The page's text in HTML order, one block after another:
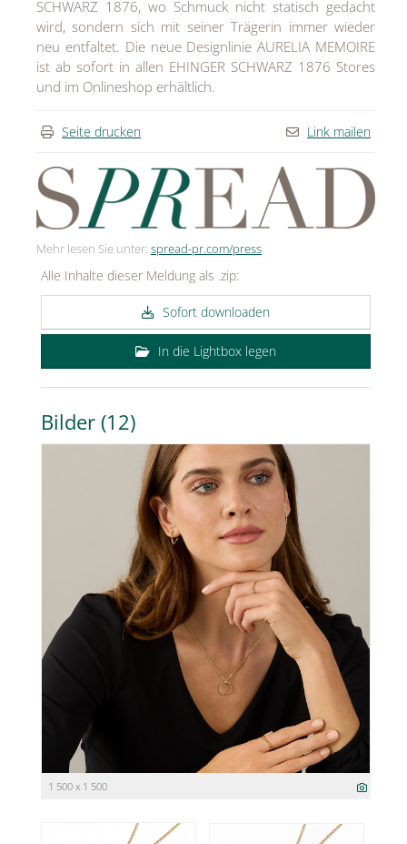
SCHWARZ 1876, wo Schmuck nicht statisch gedacht
wird, sondern sich mit seiner Trägerin immer wieder
neu entfaltet. Die neue Designlinie AURELIA MEMOIRE
ist ab sofort in allen EHINGER SCHWARZ 1876 Stores
und im Onlineshop erhältlich.
Seite drucken Link mailen
Mehr lesen Sie unter: spread-pr.com/press
Alle Inhalte dieser Meldung als .zip:
Sofort downloaden
In die Lightbox legen
Bilder (12)
1 500 x 1 500